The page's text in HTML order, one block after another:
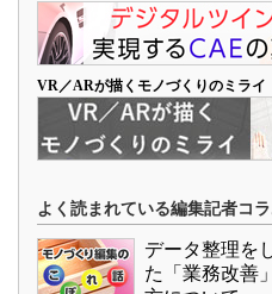
VR／ARが描くモノづくりのミライ
よく読まれている編集記者コ
データ整理を
た「業務改善